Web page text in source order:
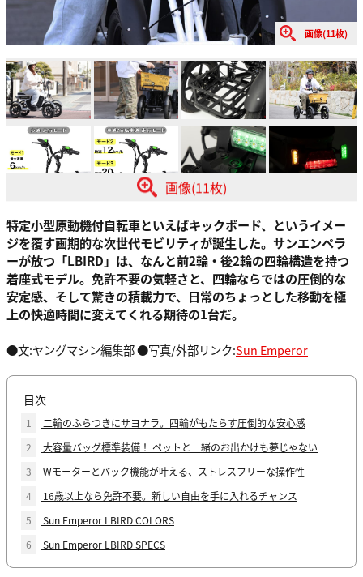
画像(11枚)
画像(11枚)
特定小型原動機付自転車といえばキックボード、というイメー
ジを覆す画期的な次世代モビリティが誕生した。サンエンペラ
ーが放つ「LBIRD」は、なんと前2輪・後2輪の四輪構造を持つ
着座式モデル。免許不要の気軽さと、四輪ならではの圧倒的な
安定感、そして驚きの積載力で、日常のちょっとした移動を極
上の快適時間に変えてくれる期待の1台だ。
●文:ヤングマシン編集部 ●写真/外部リンク:Sun Emperor
目次
1
二輪のふらつきにサヨナラ。四輪がもたらす圧倒的な安心感
2
大容量バッグ標準装備！ ペットと一緒のお出かけも夢じゃない
3
Wモーターとバック機能が叶える、ストレスフリーな操作性
4
16歳以上なら免許不要。新しい自由を手に入れるチャンス
5
Sun Emperor LBIRD COLORS
6
Sun Emperor LBIRD SPECS